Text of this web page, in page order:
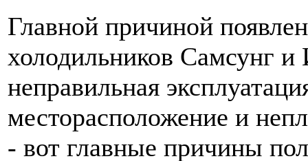
Главной причиной
холодильников Самсунг и
неправильная
месторасположение и
- вот главные причины